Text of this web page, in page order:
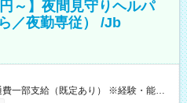
～】夜間見守りヘルパ
／夜勤専従） /Jb
一部支給（既定あり） ※経験・能力を